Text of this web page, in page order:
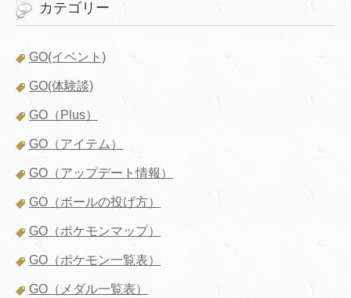
カテゴリー
GO(イベント)
GO(体験談)
GO（Plus）
GO（アイテム）
GO（アップデート情報）
GO（ボールの投げ方）
GO（ポケモンマップ）
GO（ポケモン一覧表）
GO（メダル一覧表）